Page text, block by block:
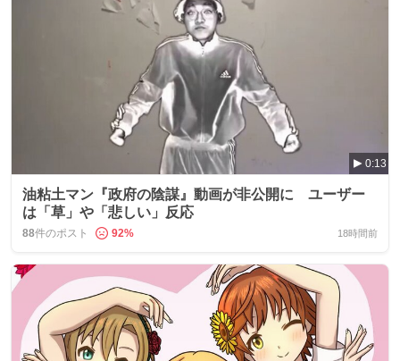
0:13
油粘土マン『政府の陰謀』動画が非公開に ユーザー
は「草」や「悲しい」反応
88件のポスト 92% 18時間前